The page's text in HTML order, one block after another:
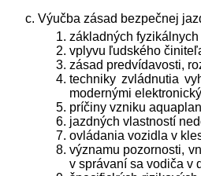
Výučba zásad bezpečnej
základných
vplyvu ľudského
zásad predvídavosti,
techniky zvládnutia
modernými
príčiny vzniku
jazdných vlastností
ovládania vozidla v
významu pozornosti,
v správaní sa vodiča v